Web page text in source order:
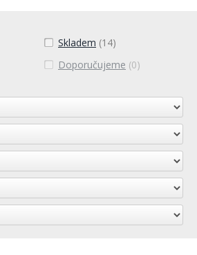
Skladem (14)
Doporučujeme (0)